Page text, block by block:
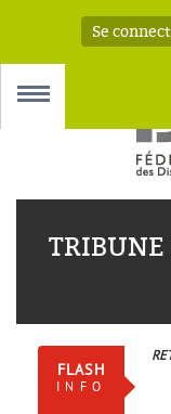
Se
AAA
FLASH
INFO